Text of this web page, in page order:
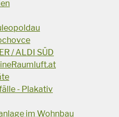
/ ALDI SÜD
- Plakativ
im Wohnbau